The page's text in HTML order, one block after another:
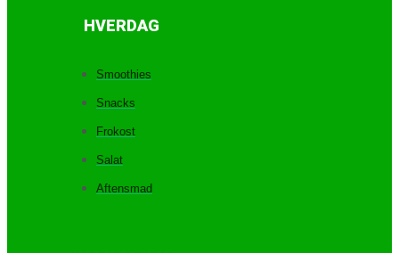
HVERDAG
Smoothies
Snacks
Frokost
Salat
Aftensmad